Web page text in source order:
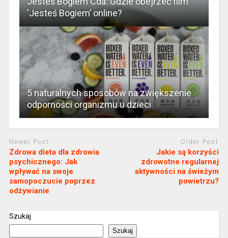
'Jesteś Bogiem’ online?
5 naturalnych sposobów na zwiększenie
odporności organizmu u dzieci
Newer Post
Zdrowa dieta dla zdrowia
psychicznego: Jak
wpływać na swoje
samopoczucie poprzez
odżywianie
Older Post
Jakie są korzyści
zdrowotne regularnej
aktywności na świeżym
powietrzu?
Szukaj
Szukaj